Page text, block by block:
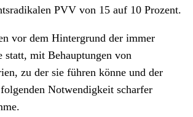
PVV von 15 auf 10 Prozent.
vor dem Hintergrund der immer
statt, mit Behauptungen von
zu der sie führen könne und der
Notwendigkeit scharfer